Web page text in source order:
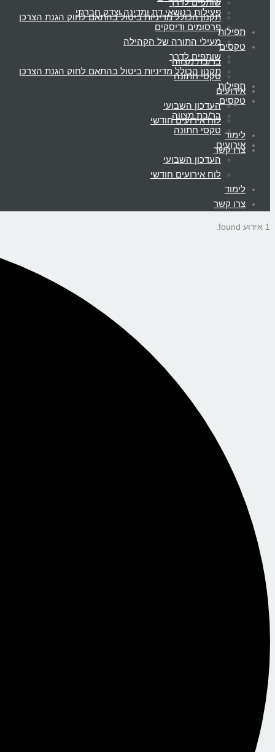
שותפים לדרך
תקנון הכולל מדיניות ביטול בהתאם לחוק הגנת הצרכן
תפילות
טקסים
בר/בת מצווה
טקסי חתונה
אירועים
העדכון השבועי
לוח אירועים חודשי
לימוד
צרו קשר
פעילות בנושאי דת ומדינה וצדק חברתי
פרסומים ודיסקים
מעילי התורה של הקהילה
שותפים לדרך
תקנון הכולל מדיניות ביטול בהתאם לחוק הגנת הצרכן
תפילות
טקסים
בר/בת מצווה
טקסי חתונה
אירועים
העדכון השבועי
לוח אירועים חודשי
לימוד
צרו קשר
1 אירוע found.